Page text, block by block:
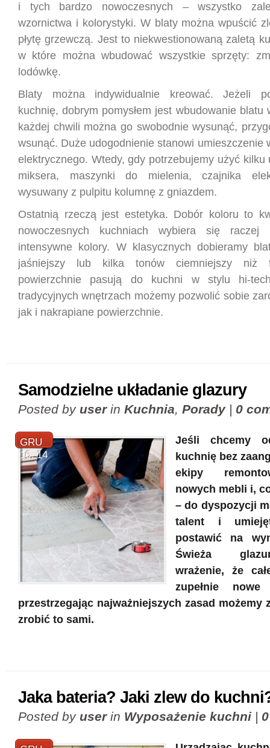
i tych bardzo nowoczesnych – wszystko
wzornictwa i kolorystyki. W blaty można wpuścić
płytę grzewczą. Jest to niekwestionowaną zaletą
w które można wbudować wszystkie sprzęty:
lodówkę.
Blaty można indywidualnie kreować. Jeżeli
kuchnię, dobrym pomysłem jest wbudowanie blatu
każdej chwili można go swobodnie wysunąć,
wsunąć. Duże udogodnienie stanowi umieszczenie
elektrycznego. Wtedy, gdy potrzebujemy użyć kilku
miksera, maszynki do mielenia, czajnika
wysuwany z pulpitu kolumnę z gniazdem.
Ostatnią rzeczą jest estetyka. Dobór koloru to
nowoczesnych kuchniach wybiera się raczej
intensywne kolory. W klasycznych dobieramy
jaśniejszy lub kilka tonów ciemniejszy niż
powierzchnie pasują do kuchni w stylu hi-
tradycyjnych wnętrzach możemy pozwolić sobie
jak i nakrapiane powierzchnie.
Samodzielne układanie glazury
Posted by userin Kuchnia, Porady| 0
GRU
16, 14
Jeśli chcemy
kuchnię bez
ekipy
nowych mebli i,
– do dyspozycji
talent i
postawić na
Świeża
wrażenie, że
zupełnie
przestrzegając najważniejszych zasad możemy
zrobić to sami.
Jaka bateria? Jaki zlew do
Posted by userin Wyposażenie kuchni |